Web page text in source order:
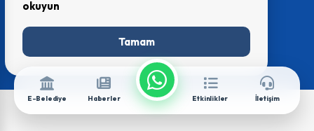
E-Belediye Haberler Etkinlikler İletişim
Niksar Belediyesi
okuyun
Tamam